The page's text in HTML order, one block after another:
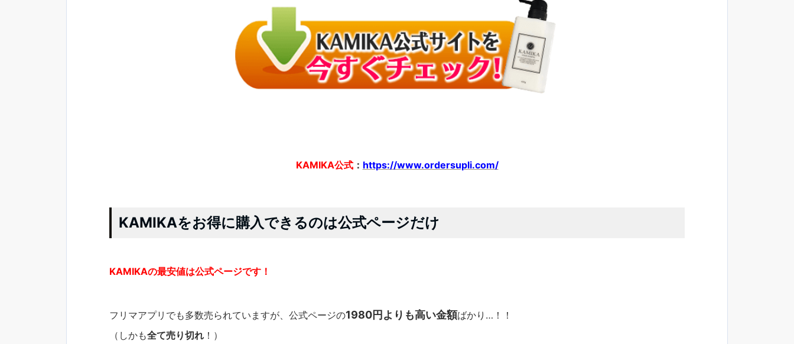
KAMIKA公式： https://www.ordersupli.com/
KAMIKAをお得に購入できるのは公式ページだけ
KAMIKAの最安値は公式ページです！
フリマアプリでも多数売られていますが、公式ページの1980円よりも高い金額ばかり…！！
（しかも全て売り切れ ！）